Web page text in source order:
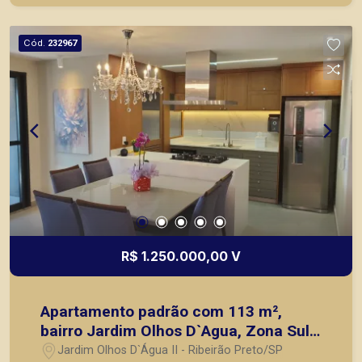
Cód. 232967
R$ 1.250.000,00 V
Apartamento padrão com 113 m²,
bairro Jardim Olhos D`Agua, Zona Sul
de Ribeirão Preto/SP.
Jardim Olhos D`Água II - Ribeirão Preto/SP